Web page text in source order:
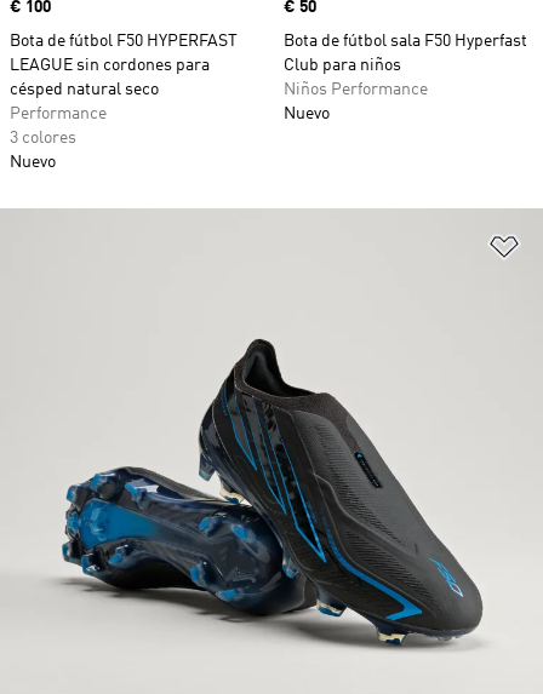
Precio
€ 100
Bota de fútbol F50 HYPERFAST
LEAGUE sin cordones para
césped natural seco
Performance
3 colores
Nuevo
Precio
€ 50
Bota de fútbol sala F50 Hyperfast
Club para niños
Niños Performance
Nuevo